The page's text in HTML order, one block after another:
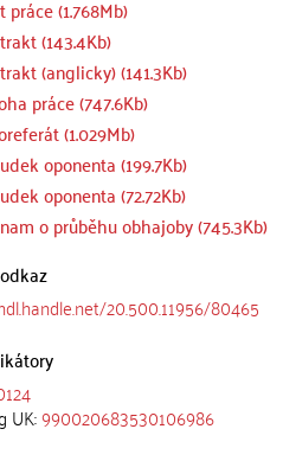
práce (1.768Mb)
(143.4Kb)
(anglicky) (141.3Kb)
práce (747.6Kb)
(1.029Mb)
oponenta (199.7Kb)
oponenta (72.72Kb)
o průběhu obhajoby (745.3Kb)
20.500.11956/80465
UK:990020683530106986